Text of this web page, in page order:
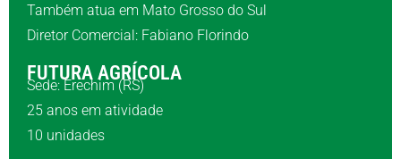
Também atua em Mato Grosso do Sul
Diretor Comercial: Fabiano Florindo
FUTURA AGRÍCOLA
Sede: Erechim (RS)
25 anos em atividade
10 unidades